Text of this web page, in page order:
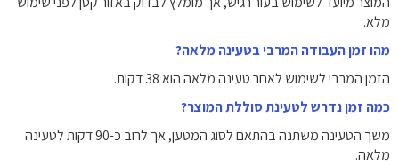
מלא.
מהו זמן העבודה המרבי בטעינה מלאה?
הזמן המרבי לשימוש לאחר טעינה מלאה הוא 38 דקות.
כמה זמן נדרש לטעינת סוללת המוצר?
משך הטעינה משתנה בהתאם לסוג המטען, אך לרוב כ-90 דקות לטעינה
מלאה.